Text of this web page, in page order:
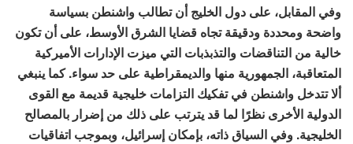
وفي المقابل، على دول الخليج أن تطالب واشنطن بسياسة
واضحة ومحددة ودقيقة تجاه قضايا الشرق الأوسط، على أن تكون
خالية من التناقضات والتذبذبات التي ميزت الإدارات الأميركية
المتعاقبة، الجمهورية منها والديمقراطية على حد سواء. كما ينبغي
ألا تتدخل واشنطن في تفكيك التزامات خليجية قديمة مع القوى
الدولية الأخرى نظرًا لما قد يترتب على ذلك من إضرار بالمصالح
الخليجية. وفي السياق ذاته، بإمكان إسرائيل، وبموجب اتفاقيات